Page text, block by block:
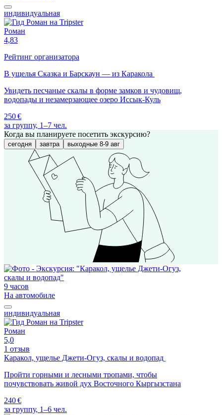
индивидуальная
Роман
4,83
Рейтинг организатора
В ущелья Сказка и Барскаун — из Каракола
Увидеть песчаные скалы в форме замков и чудовищ,
водопады и незамерзающее озеро Иссык-Куль
250 €
за группу, 1–7 чел.
Когда вы планируете посетить экскурсию?
сегодня завтра выходные 8-9 авг
9 часов
На автомобиле
индивидуальная
Роман
5,0
1 отзыв
Каракол, ущелье Джети-Огуз, скалы и водопад
Пройти горными и лесными тропами, чтобы
почувствовать живой дух Восточного Кыргызстана
240 €
за группу, 1–6 чел.